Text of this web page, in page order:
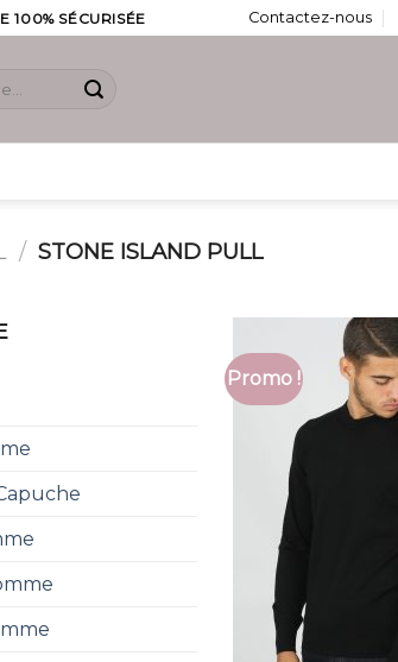
100% SÉCURISÉE Contactez-nous
/ STONE ISLAND PULL
Promo !